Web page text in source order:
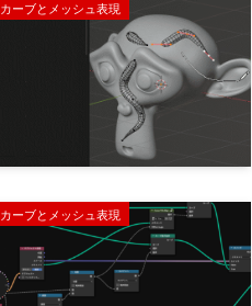
カーブとメッシュ表現
カーブとメッシュ表現